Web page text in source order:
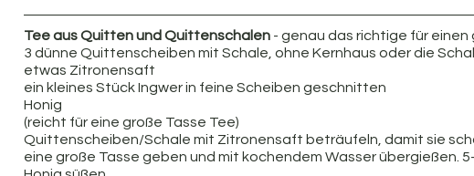
Tee aus Quitten und Quittenschalen - genau das richtige für
3 dünne Quittenscheiben mit Schale, ohne Kernhaus oder die
etwas Zitronensaft
ein kleines Stück Ingwer in feine Scheiben geschnitten
Honig
(reicht für eine große Tasse Tee)
Quittenscheiben/Schale mit Zitronensaft beträufeln, damit sie
eine große Tasse geben und mit kochendem Wasser übergießen.